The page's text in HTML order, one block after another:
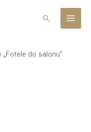
Search
do salonu”